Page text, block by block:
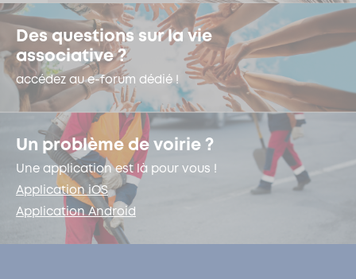
Des questions sur la vie
associative ?
accédez au e-forum dédié !
Un problème de voirie ?
Une application est là pour vous !
Application iOS
Application Android